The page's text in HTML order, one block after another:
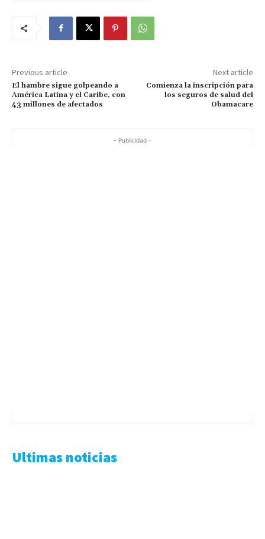
Previous article
El hambre sigue golpeando a
América Latina y el Caribe, con
43 millones de afectados
Next article
Comienza la inscripción para
los seguros de salud del
Obamacare
- Publicidad -
Ultimas noticias